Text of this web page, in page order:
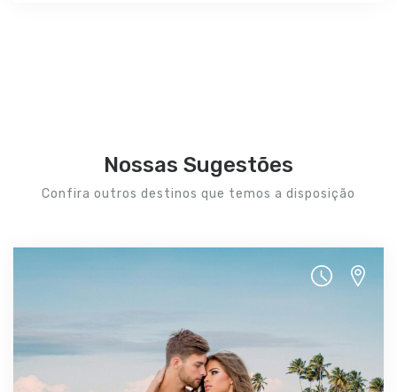
Nossas Sugestões
Confira outros destinos que temos a disposição